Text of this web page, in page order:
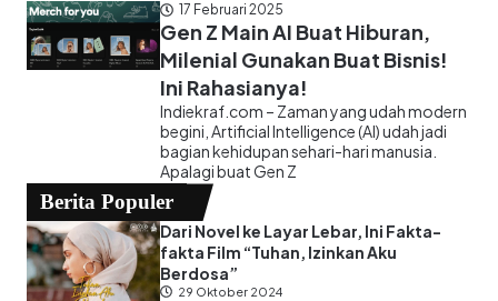
17 Februari 2025
Gen Z Main AI Buat Hiburan,
Milenial Gunakan Buat Bisnis!
Ini Rahasianya!
Indiekraf.com – Zaman yang udah modern
begini, Artificial Intelligence (AI) udah jadi
bagian kehidupan sehari-hari manusia.
Apalagi buat Gen Z
Berita Populer
Dari Novel ke Layar Lebar, Ini Fakta-
fakta Film “Tuhan, Izinkan Aku
Berdosa”
29 Oktober 2024